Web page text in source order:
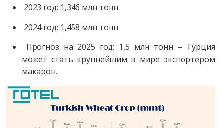
2023 год: 1,346 млн тонн
2024 год: 1,458 млн тонн
Прогноз на 2025 год: 1,5 млн тонн – Турция
может стать крупнейшим в мире экспортером
макарон.